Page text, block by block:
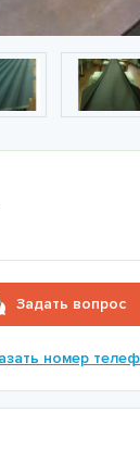
Задать вопрос
номер